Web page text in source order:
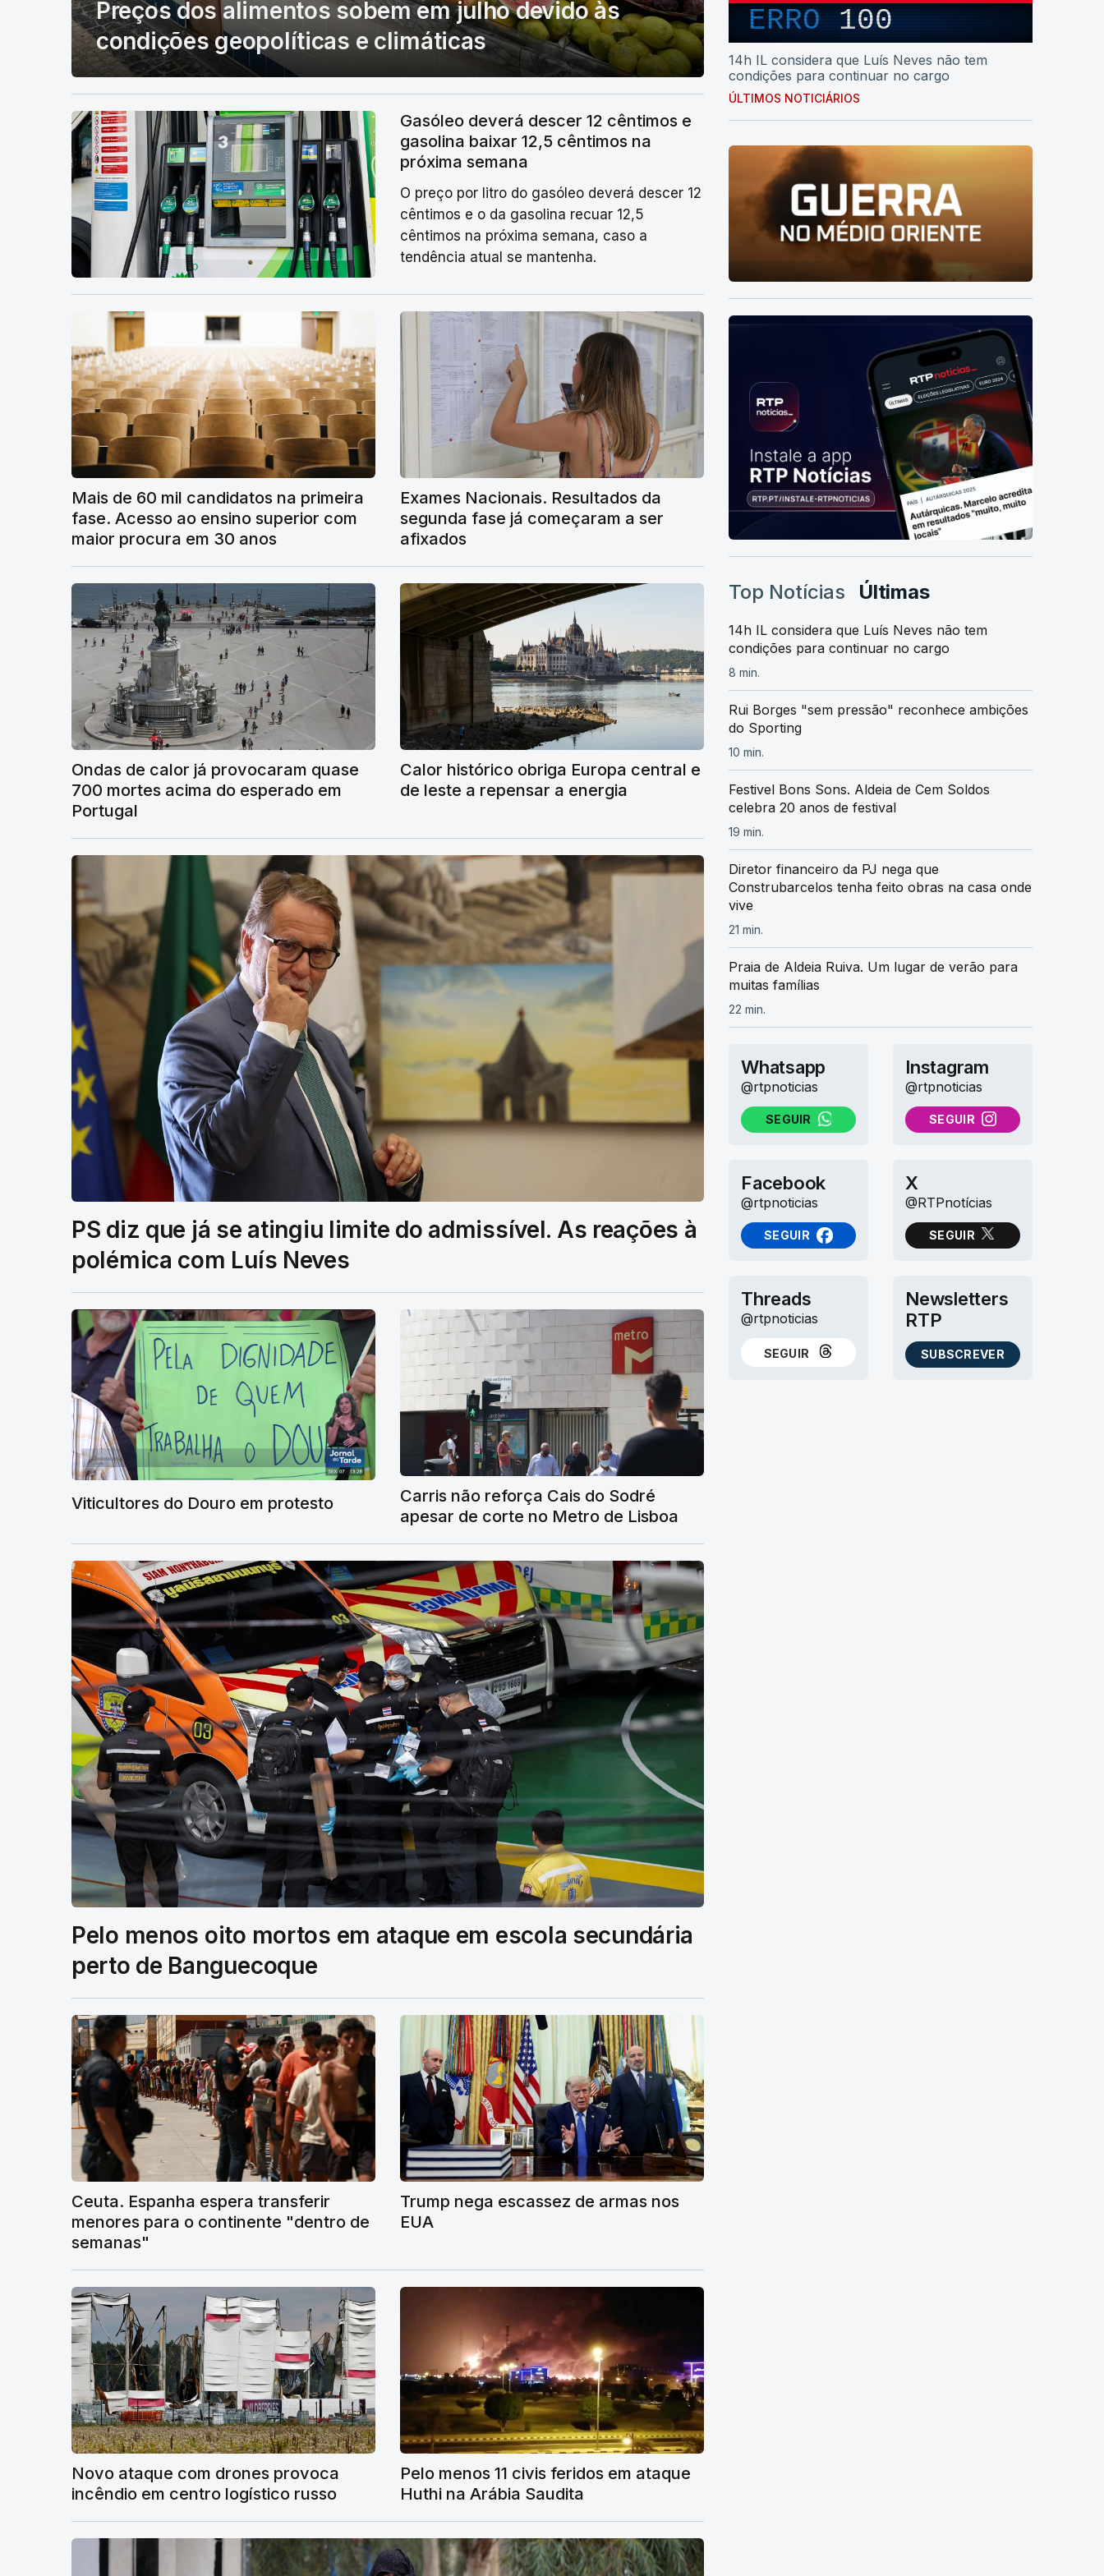
Preços dos alimentos sobem em julho devido às
condições geopolíticas e climáticas
Gasóleo deverá descer 12 cêntimos e
gasolina baixar 12,5 cêntimos na
próxima semana
O preço por litro do gasóleo deverá descer 12
cêntimos e o da gasolina recuar 12,5
cêntimos na próxima semana, caso a
tendência atual se mantenha.
Mais de 60 mil candidatos na primeira
fase. Acesso ao ensino superior com
maior procura em 30 anos
Exames Nacionais. Resultados da
segunda fase já começaram a ser
afixados
Ondas de calor já provocaram quase
700 mortes acima do esperado em
Portugal
Calor histórico obriga Europa central e
de leste a repensar a energia
PS diz que já se atingiu limite do admissível. As reações à
polémica com Luís Neves
Viticultores do Douro em protesto
Carris não reforça Cais do Sodré
apesar de corte no Metro de Lisboa
Pelo menos oito mortos em ataque em escola secundária
perto de Banguecoque
Ceuta. Espanha espera transferir
menores para o continente "dentro de
semanas"
Trump nega escassez de armas nos
EUA
Novo ataque com drones provoca
incêndio em centro logístico russo
Pelo menos 11 civis feridos em ataque
Huthi na Arábia Saudita
ERRO100
14h IL considera que Luís Neves não tem
condições para continuar no cargo
ÚLTIMOS NOTICIÁRIOS
Top Notícias Últimas
14h IL considera que Luís Neves não tem
condições para continuar no cargo
8 min.
Rui Borges "sem pressão" reconhece ambições
do Sporting
10 min.
Festivel Bons Sons. Aldeia de Cem Soldos
celebra 20 anos de festival
19 min.
Diretor financeiro da PJ nega que
Construbarcelos tenha feito obras na casa onde
vive
21 min.
Praia de Aldeia Ruiva. Um lugar de verão para
muitas famílias
22 min.
Whatsapp
@rtpnoticias
SEGUIR
NO WHATSAPP
Instagram
@rtpnoticias
SEGUIR
NO INSTAGRAM
Facebook
@rtpnoticias
SEGUIR
NO FACEBOOK
X
@RTPnotícias
SEGUIR
NO X (TWITTER)
Threads
@rtpnoticias
SEGUIR
NO THREADS
Newsletters
RTP
SUBSCREVER
AS NEWSLETTERS RTP